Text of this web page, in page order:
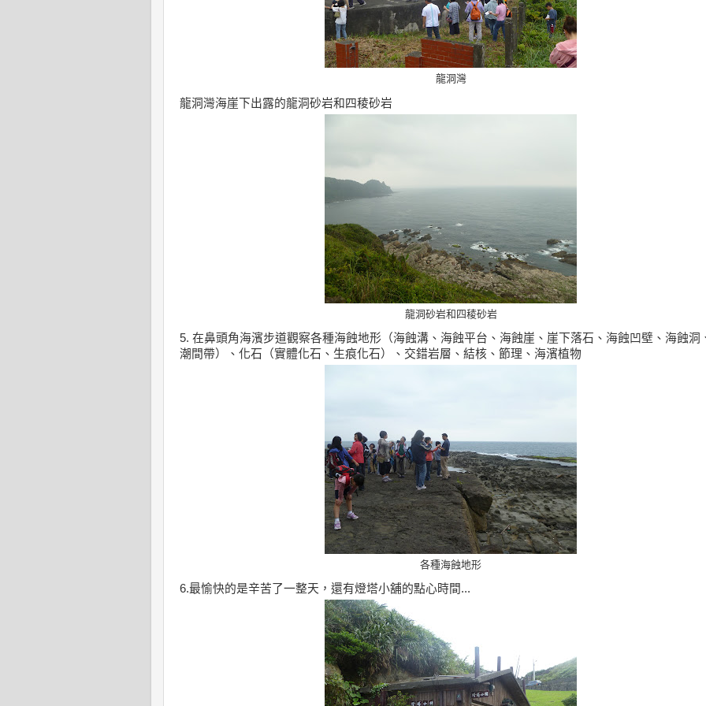
龍洞灣
龍洞灣海崖下出露的龍洞砂岩和四稜砂岩
龍洞砂岩和四稜砂岩
5. 在鼻頭角海濱步道觀察各種海蝕地形（海蝕溝、海蝕平台、海蝕崖、崖下落石、海蝕凹壁、海蝕洞
潮間帶）、化石（實體化石、生痕化石）、交錯岩層、結核、節理、海濱植物
各種海蝕地形
6.最愉快的是辛苦了一整天，還有燈塔小舖的點心時間...